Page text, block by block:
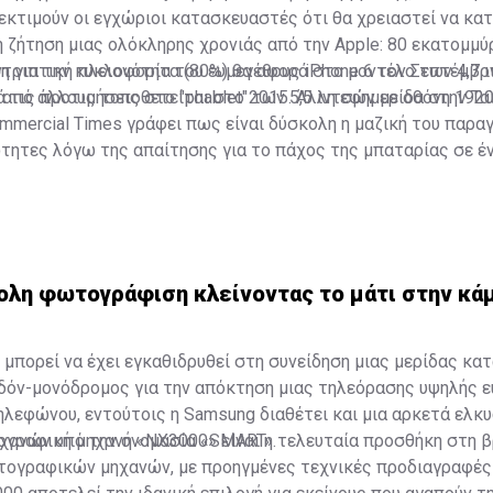
οι εγχώριοι κατασκευαστές ότι θα χρειαστεί να
ζήτηση μιας ολόκληρης χρονιάς από την Apple: 80
πλειονότητα (80%) θα αφορά στο μοντέλο των 4,7
τις προτιμήσεις στο "phablet" των 5,5 ιντσών με οθόνη
για την κυκλοφορία του ευμεγέθους iPhone 6 τον
από άλλους τοποθετείται στο 2015. Άλλη εφημερίδα στην
Times γράφει πως είναι δύσκολη η μαζική του
λόγω της απαίτησης για το πάχος της μπαταρίας σε
φωτογράφιση κλείνοντας το μάτι στην
να έχει εγκαθιδρυθεί στη συνείδηση μιας μερίδας
μονόδρομος για την απόκτηση μιας τηλεόρασης υψηλής
εντούτοις η Samsung διαθέτει και μια αρκετά
υπό την ονομασία «SMART».
μηχανή «ΝΧ3000» είναι η τελευταία προσθήκη στη
μηχανών, με προηγμένες τεχνικές προδιαγραφές